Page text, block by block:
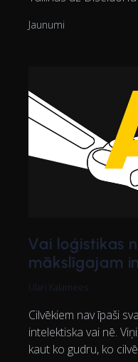
Jaunumi
Vai loģistikas
mākslīgajam
Ülari Kalamees
Cilvēkiem nav īpaši
intelektiska vai nē.
kaut ko gudru, ko